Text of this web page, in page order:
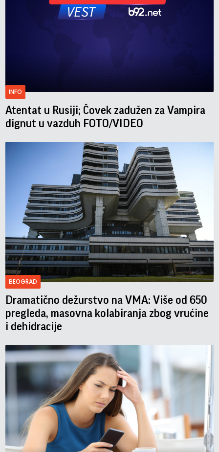
INFO
Atentat u Rusiji; Čovek zadužen za Vampira
dignut u vazduh FOTO/VIDEO
BEOGRAD
Dramatično dežurstvo na VMA: Više od 650
pregleda, masovna kolabiranja zbog vrućine
i dehidracije